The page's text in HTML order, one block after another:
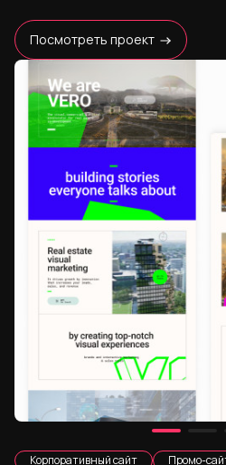
Посмотреть проект
Корпоративный сайт Промо-